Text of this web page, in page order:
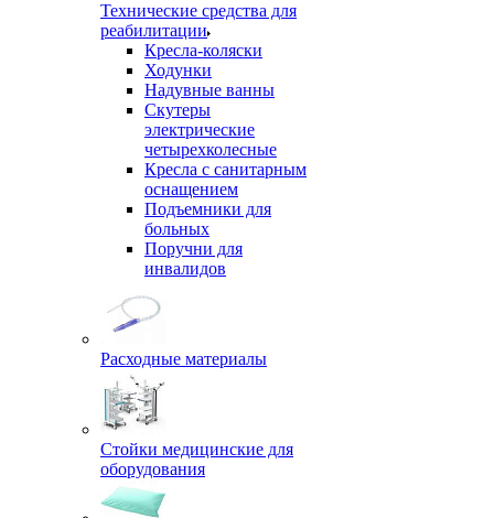
Технические средства для
реабилитации
Кресла-коляски
Ходунки
Надувные ванны
Скутеры
электрические
четырехколесные
Кресла с санитарным
оснащением
Подъемники для
больных
Поручни для
инвалидов
Расходные материалы
Стойки медицинские для
оборудования